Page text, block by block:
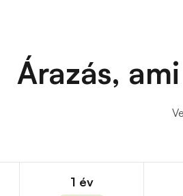
Árazás,
1 év